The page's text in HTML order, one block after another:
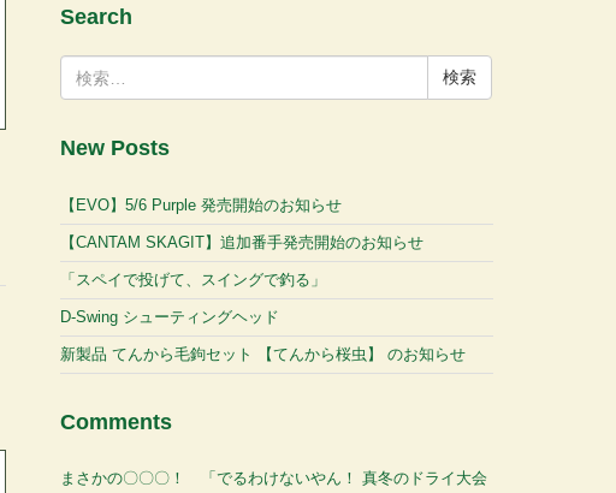
Search
索:
New Posts
【EVO】5/6 Purple 発売開始のお知らせ
【CANTAM SKAGIT】追加番手発売開始のお知らせ
「スペイで投げて、スイングで釣る」
D-Swing シューティングヘッド
新製品 てんから毛鉤セット 【てんから桜虫】 のお知らせ
Comments
まさかの〇〇〇！ 「でるわけないやん！ 真冬のドライ大会